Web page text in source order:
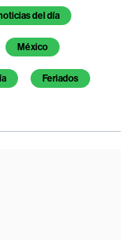
del día
México
Feriados